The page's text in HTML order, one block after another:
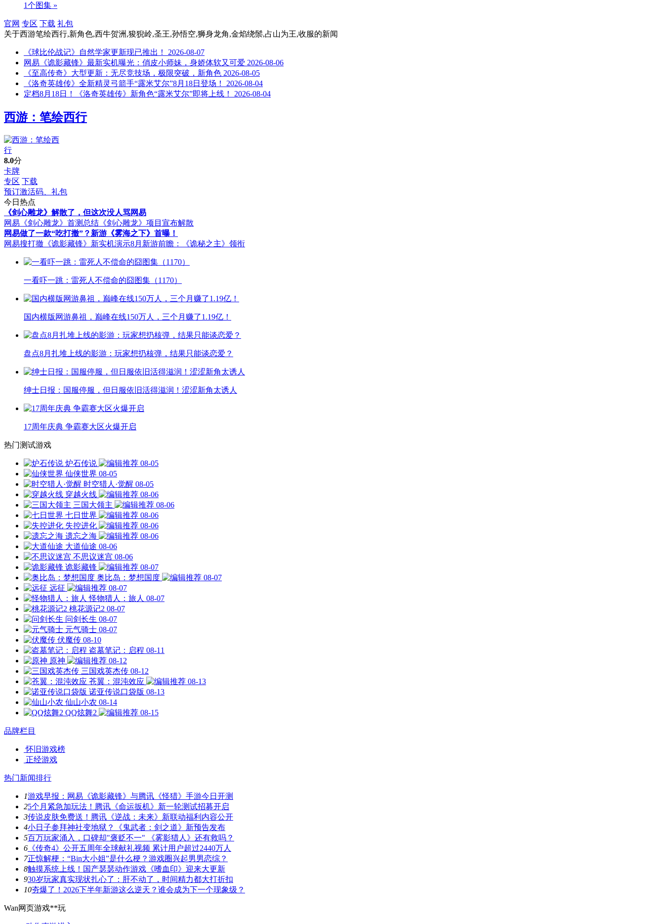
1个图集 »
官网 专区 下载 礼包
关于西游笔绘西行,新角色,西牛贺洲,狻猊岭,圣王,孙悟空,狮身龙角,金焰绕鬃,占山为王,收服的新闻
《球比伦战记》自然学家更新现已推出！
2026-08-07
网易《诡影藏锋》最新实机曝光：俏皮小师妹，身娇体软又可爱 2026-08-06
《至高传奇》大型更新：无尽竞技场，极限突破，新角色 2026-08-05
《洛奇英雄传》全新精灵弓箭手“露米艾尔”8月18日登场！
2026-08-04
定档8月18日！《洛奇英雄传》新角色“露米艾尔”即将上线！
2026-08-04
西游：笔绘西行
8.0分
卡牌
专区 下载
预订激活码、礼包
今日热点
《剑心雕龙》解散了，但这次没人骂网易
网易《剑心雕龙》首测总结 《剑心雕龙》项目宣布解散
网易做了一款“吃打撤”？新游《雾海之下》首曝！
网易搜打撤《诡影藏锋》新实机演示8月新游前瞻：《诡秘之主》领衔
一看吓一跳：雷死人不偿命的囧图集（1170）
国内横版网游鼻祖，巅峰在线150万人，三个月赚了1.19亿！
盘点8月扎堆上线的影游：玩家想扔核弹，结果只能谈恋爱？
绅士日报：国服停服，但日服依旧活得滋润！涩涩新角太诱人
17周年庆典 争霸赛大区火爆开启
热门测试游戏
炉石传说
08-05
仙侠世界 08-05
时空猎人·觉醒 08-05
穿越火线
08-06
三国大领主
08-06
七日世界
08-06
失控进化
08-06
遗忘之海
08-06
大道仙途 08-06
不思议迷宫 08-06
诡影藏锋
08-07
奥比岛：梦想国度
08-07
远征
08-07
怪物猎人：旅人 08-07
桃花源记2 08-07
问剑长生 08-07
元气骑士 08-07
伏魔传 08-10
盗墓笔记：启程 08-11
原神
08-12
三国戏英杰传 08-12
苍翼：混沌效应
08-13
诺亚传说口袋版 08-13
仙山小农 08-14
QQ炫舞2
08-15
品牌栏目
怀旧游戏榜
正经游戏
热门新闻排行
1游戏早报：网易《诡影藏锋》与腾讯《怪猎》手游今日开测
25个月紧急加玩法！腾讯《命运扳机》新一轮测试招募开启
3传说皮肤免费送！腾讯《逆战：未来》新联动福利内容公开
4小日子参拜神社变地狱？《鬼武者：剑之道》新预告发布
5百万玩家涌入，口碑却"褒贬不一" 《雾影猎人》还有救吗？
6 《传奇4》公开五周年全球献礼视频 累计用户超过2440万人
7正惊解梗：“Bin大小姐”是什么梗？游戏圈兴起男男恋综？
8触摸系统上线！国产瑟瑟动作游戏《嗜血印》迎来大更新
930岁玩家真实现状扎心了：肝不动了，时间精力都大打折扣
10夯爆了！2026下半年新游这么逆天？谁会成为下一个现象级？
Wan网页游戏**玩